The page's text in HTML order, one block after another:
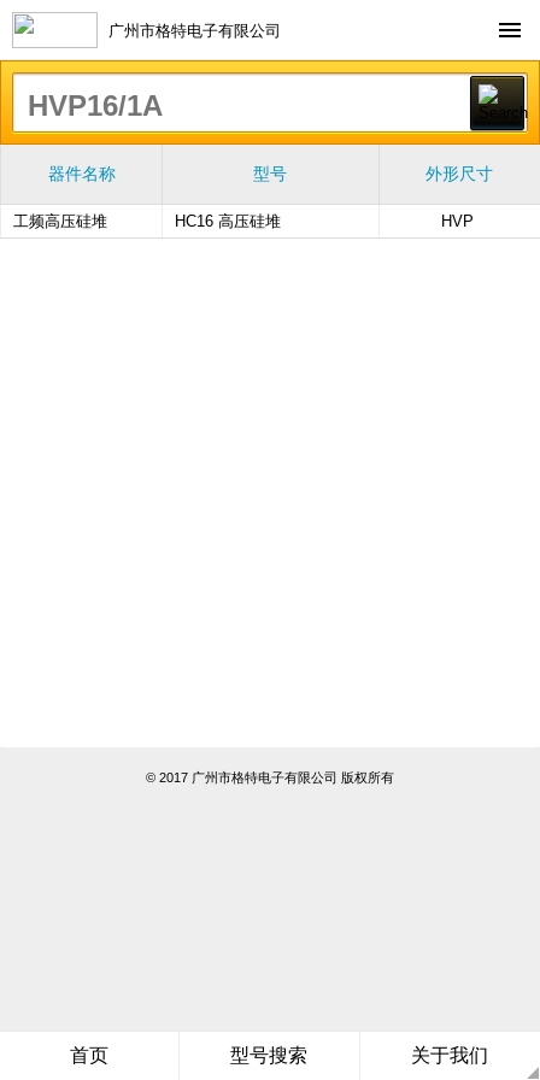
广州市格特电子有限公司
首页 型号搜索 关于我们
器件名称 型号 外形尺寸
工频高压硅堆 HC16 高压硅堆 HVP
© 2017 广州市格特电子有限公司 版权所有